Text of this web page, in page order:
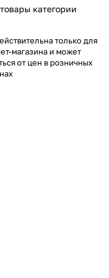
категории
только для
магазина и может
от цен в розничных